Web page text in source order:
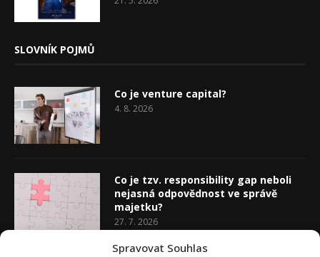
Spravovat Souhlas
SLOVNÍK POJMŮ
Co je venture capital?
4. 8. 2026
Co je tzv. responsibility gap neboli
nejasná odpovědnost ve správě
majetku?
27. 7. 2026